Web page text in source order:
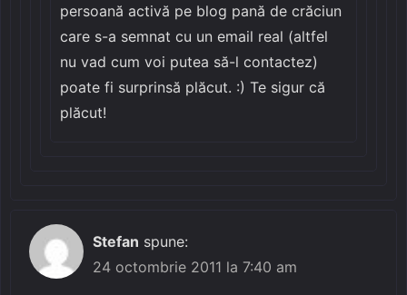
persoană activă pe blog pană de crăciun
care s-a semnat cu un email real (altfel
nu vad cum voi putea să-l contactez)
poate fi surprinsă plăcut. :) Te sigur că
plăcut!
Stefan spune:
24 octombrie 2011 la 7:40 am